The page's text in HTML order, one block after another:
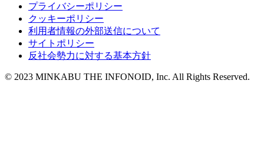
プライバシーポリシー
クッキーポリシー
利用者情報の外部送信について
サイトポリシー
反社会勢力に対する基本方針
© 2023 MINKABU THE INFONOID, Inc. All Rights Reserved.